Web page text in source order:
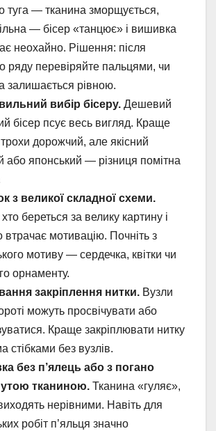
туга — тканина зморщується,
— бісер «танцює» і вишивка
неохайно. Рішення: після
ряду перевіряйте пальцями, чи
залишається рівною.
вибір бісеру. Дешевий
бісер псує весь вигляд. Краще
дорожчий, але якісний
або японський — різниця помітна
з великої складної схеми.
береться за велику картину і
втрачає мотивацію. Почніть з
мотиву — сердечка, квітки чи
орнаменту.
закріплення нитки. Вузли
можуть просвічувати або
Краще закріплювати нитку
стібками без вузлів.
без п’ялець або з погано
тканиною. Тканина «гуляє»,
нерівними. Навіть для
робіт п’яльця значно